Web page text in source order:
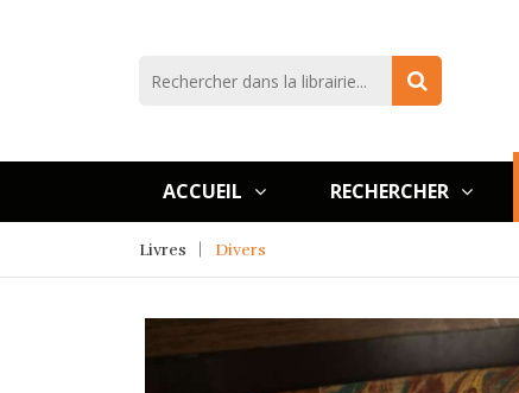
ACCUEIL RECHERCHER
Livres Divers